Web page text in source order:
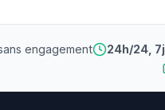
engagement 24h/24,